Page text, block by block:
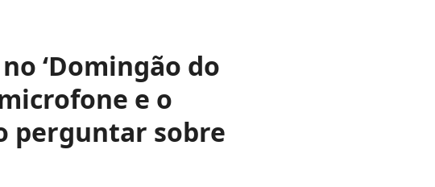
‘Domingão do
e o
perguntar sobre